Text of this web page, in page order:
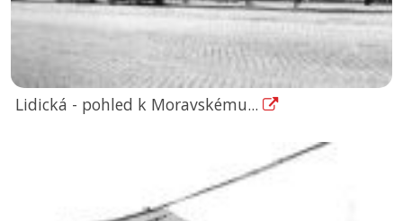
Lidická - pohled k Moravskému...